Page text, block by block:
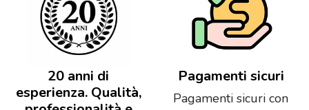
20 anni di
esperienza. Qualità,
Pagamenti sicuri
Pagamenti sicuri con